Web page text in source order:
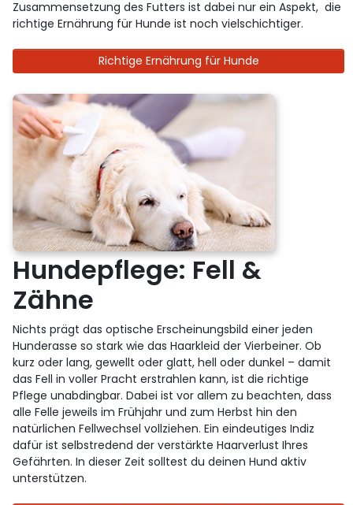
Zusammensetzung des Futters ist dabei nur ein Aspekt, die
richtige Ernährung für Hunde ist noch vielschichtiger.
Richtige Ernährung für Hunde
Hundepflege: Fell &
Zähne
Nichts prägt das optische Erscheinungsbild einer jeden
Hunderasse so stark wie das Haarkleid der Vierbeiner. Ob
kurz oder lang, gewellt oder glatt, hell oder dunkel – damit
das Fell in voller Pracht erstrahlen kann, ist die richtige
Pflege unabdingbar. Dabei ist vor allem zu beachten, dass
alle Felle jeweils im Frühjahr und zum Herbst hin den
natürlichen Fellwechsel vollziehen. Ein eindeutiges Indiz
dafür ist selbstredend der verstärkte Haarverlust Ihres
Gefährten. In dieser Zeit solltest du deinen Hund aktiv
unterstützen.